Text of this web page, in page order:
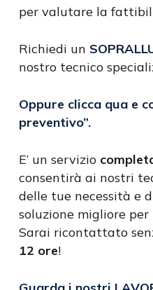
per valutare la
Richiedi un
nostro tecnico
Oppure clicca qua e
preventivo”.
E’ un servizio
consentirà ai nostri
delle tue necessità e
soluzione migliore per
Sarai ricontattato
12 ore!